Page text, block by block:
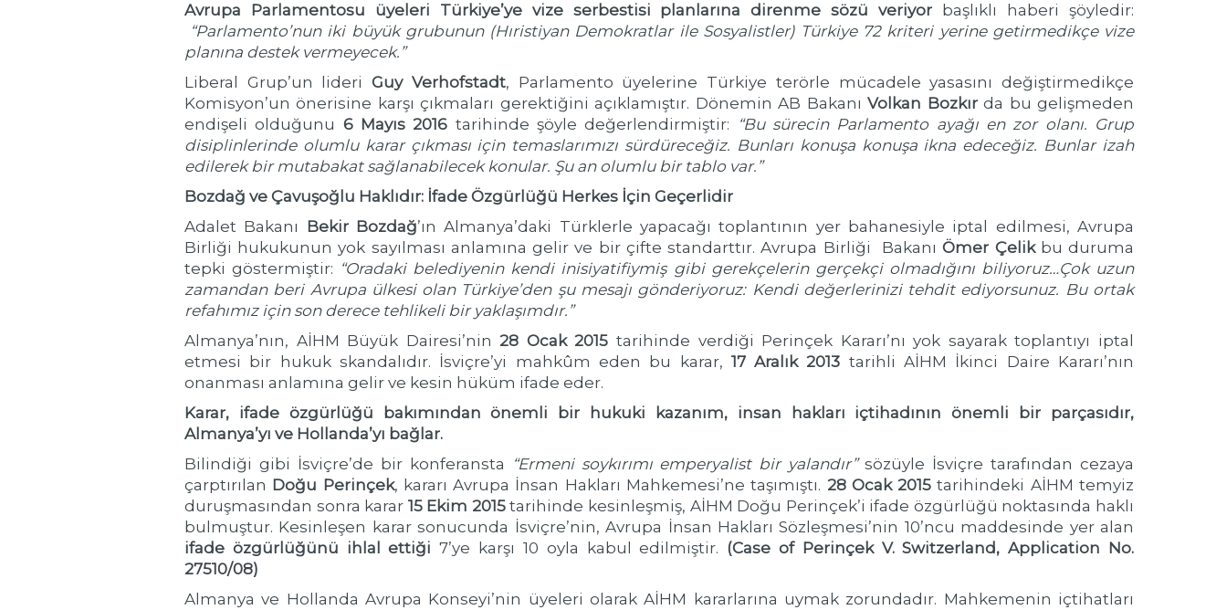
Avrupa Parlamentosu üyeleri Türkiye’ye vize serbestisi planlarına direnme sözü veriyor başlıklı haberi şöyledir:
“Parlamento’nun iki büyük grubunun (Hıristiyan Demokratlar ile Sosyalistler) Türkiye 72 kriteri yerine getirmedikçe vize
planına destek vermeyecek.”
Liberal Grup’un lideriGuy Verhofstadt, Parlamento üyelerine Türkiye terörle mücadele yasasını değiştirmedikçe
Komisyon’un önerisine karşı çıkmaları gerektiğini açıklamıştır. Dönemin AB BakanıVolkan Bozkırda bu gelişmeden
endişeli olduğunu 6 Mayıs 2016 tarihinde şöyle değerlendirmiştir:
“Bu sürecin Parlamento ayağı en zor olanı. Grup
disiplinlerinde olumlu karar çıkması için temaslarımızı sürdüreceğiz. Bunları konuşa konuşa ikna edeceğiz. Bunlar izah
edilerek bir mutabakat sağlanabilecek konular. Şu an olumlu bir tablo var.”
Bozdağ ve Çavuşoğlu Haklıdır: İfade Özgürlüğü Herkes İçin Geçerlidir
Adalet Bakanı
Bekir Bozdağ’ın Almanya’daki Türklerle yapacağı toplantının yer bahanesiyle iptal edilmesi, Avrupa
Birliği hukukunun yok sayılması anlamına gelir ve bir çifte standarttır. Avrupa Birliği BakanıÖmer Çelikbu duruma
tepki göstermiştir: “Oradaki belediyenin kendi inisiyatifiymiş gibi gerekçelerin gerçekçi olmadığını biliyoruz…Çok uzun
zamandan beri Avrupa ülkesi olan Türkiye’den şu mesajı gönderiyoruz: Kendi değerlerinizi tehdit ediyorsunuz. Bu ortak
refahımız için son derece tehlikeli bir yaklaşımdır.”
Almanya’nın, AİHM Büyük Dairesi’nin28 Ocak 2015 tarihinde verdiği Perinçek Kararı’nı yok sayarak toplantıyı iptal
etmesi bir hukuk skandalıdır. İsviçre’yi mahkûm eden bu karar, 17 Aralık 2013 tarihli AİHM İkinci Daire Kararı’nın
onanması anlamına gelir ve kesin hüküm ifade eder.
Karar, ifade özgürlüğü bakımından önemli bir hukuki kazanım, insan hakları içtihadının önemli bir parçasıdır,
Almanya’yı ve Hollanda’yı bağlar.
Bilindiği gibi İsviçre’de bir konferansta
“Ermeni soykırımı emperyalist bir yalandır”sözüyle İsviçre tarafından cezaya
çarptırılan Doğu Perinçek, kararı Avrupa İnsan Hakları Mahkemesi’ne taşımıştı. 28 Ocak 2015 tarihindeki AİHM temyiz
duruşmasından sonra karar 15 Ekim 2015tarihinde kesinleşmiş, AİHM Doğu Perinçek’i ifade özgürlüğü noktasında haklı
bulmuştur. Kesinleşen karar sonucunda İsviçre’nin, Avrupa İnsan Hakları Sözleşmesi’nin 10’ncu maddesinde yer alan
ifade özgürlüğünü ihlal ettiği7’ye karşı 10 oyla kabul edilmiştir. (Case of Perinçek V. Switzerland, Application No.
27510/08)
Almanya ve Hollanda Avrupa Konseyi’nin üyeleri olarak AİHM kararlarına uymak zorundadır. Mahkemenin içtihatları